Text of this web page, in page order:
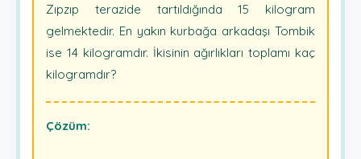
Zıpzıp terazide tartıldığında 15 kilogram
gelmektedir. En yakın kurbağa arkadaşı Tombik
ise 14 kilogramdır. İkisinin ağırlıkları toplamı kaç
kilogramdır?
Çözüm: